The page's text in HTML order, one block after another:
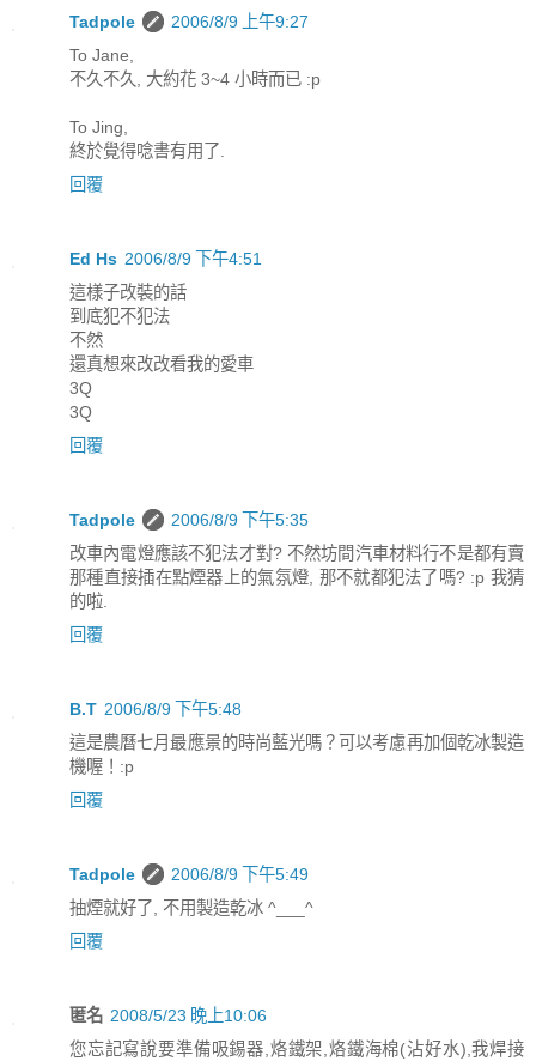
Tadpole
2006/8/9 上午9:27
To Jane,
不久不久, 大約花 3~4 小時而已 :p
To Jing,
終於覺得唸書有用了.
回覆
Ed Hs 2006/8/9 下午4:51
這樣子改裝的話
到底犯不犯法
不然
還真想來改改看我的愛車
3Q
3Q
回覆
Tadpole
2006/8/9 下午5:35
改車內電燈應該不犯法才對? 不然坊間汽車材料行不是都有賣
那種直接插在點煙器上的氣氛燈, 那不就都犯法了嗎? :p 我猜
的啦.
回覆
B.T 2006/8/9 下午5:48
這是農曆七月最應景的時尚藍光嗎？可以考慮再加個乾冰製造
機喔！:p
回覆
Tadpole
2006/8/9 下午5:49
抽煙就好了, 不用製造乾冰 ^___^
回覆
匿名 2008/5/23 晚上10:06
您忘記寫說要準備吸錫器,烙鐵架,烙鐵海棉(沾好水),我焊接